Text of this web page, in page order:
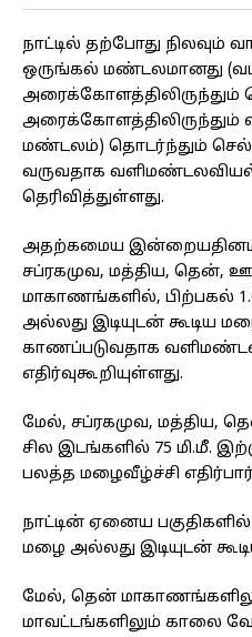
நாட்டில் தற்போது
ஒருங்கல் மண்டலமானது
அரைக்கோளத்திலிருந்தும்
அரைக்கோளத்திலிருந்தும்
மண்டலம்) தொடர்ந்தும்
வருவதாக
தெரிவித்துள்ளது.
அதற்கமைய இன்றையதினம்
சப்ரகமுவ, மத்திய, தென்,
மாகாணங்களில், பிற்பகல்
அல்லது இடியுடன் கூடிய
காணப்படுவதாக
எதிர்வுகூறியுள்ளது.
மேல், சப்ரகமுவ, மத்திய,
சில இடங்களில் 75 மி.மீ.
பலத்த மழைவீழ்ச்சி
நாட்டின் ஏனைய
மழை அல்லது இடியுடன்
மேல், தென்
மாவட்டங்களிலும் காலை